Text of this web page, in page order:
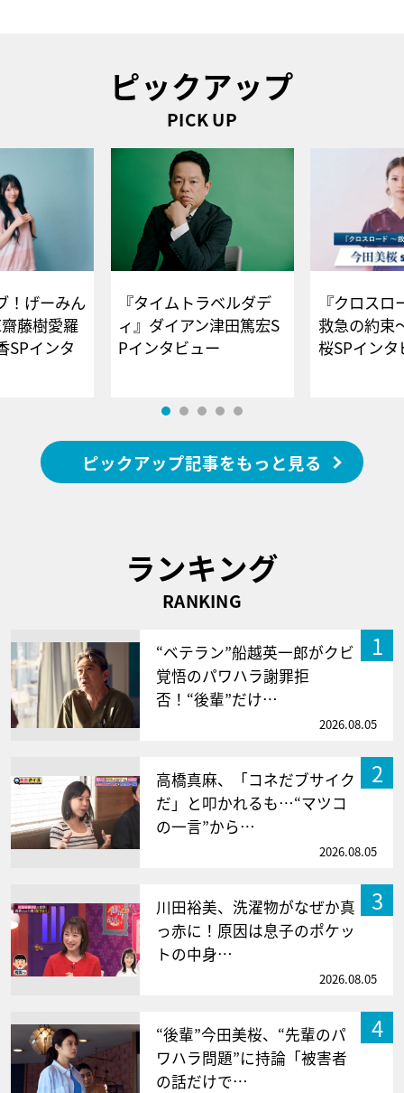
ピックアップ
PICK UP
！げーみん
藤樹愛羅
SPインタ
『タイムトラベルダデ
ィ』ダイアン津田篤宏S
Pインタビュー
『クロス
救急の約束
桜SPイ
ピックアップ記事をもっと見る
ランキング
RANKING
1
“ベテラン”船越英一郎がクビ
覚悟のパワハラ謝罪拒
否！“後輩”だけ…
2026.08.05
2
高橋真麻、「コネだブサイク
だ」と叩かれるも…“マツコ
の一言”から…
2026.08.05
3
川田裕美、洗濯物がなぜか真
っ赤に！原因は息子のポケッ
トの中身…
2026.08.05
4
“後輩”今田美桜、“先輩のパ
ワハラ問題”に持論「被害者
の話だけで…